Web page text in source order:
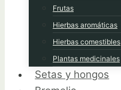
Frutas
Hierbas aromáticas
Hierbas comestibles
Plantas medicinales
Setas y hongos